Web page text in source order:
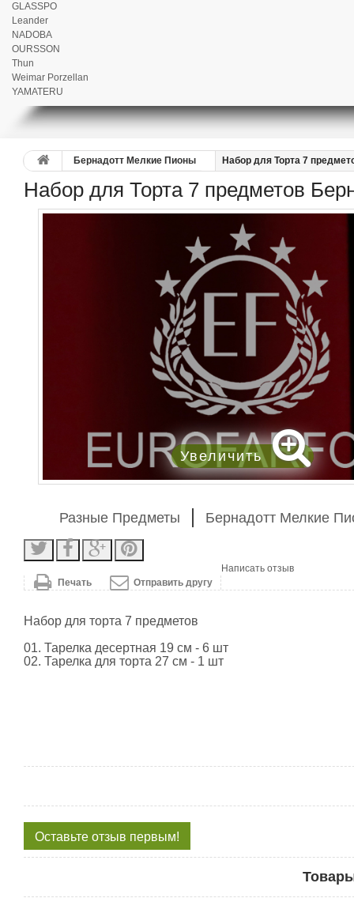
GLASSPO
Leander
NADOBA
OURSSON
Thun
Weimar Porzellan
YAMATERU
Бернадотт Мелкие Пионы Набор для Торта 7
Набор для Торта 7 предметов
Увеличить
Разные Предметы Бернадотт Мелкие
Отправить другу
Печать
Написать отзыв
Набор для торта 7 предметов
01. Тарелка десертная 19 см - 6 шт
02. Тарелка для торта 27 см - 1 шт
Оставьте отзыв первым!